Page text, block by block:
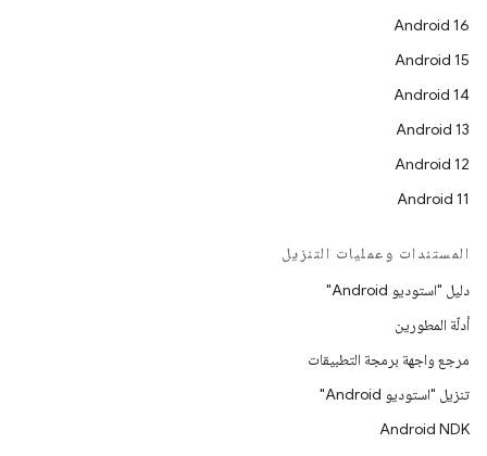
Android 16
Android 15
Android 14
Android 13
Android 12
Android 11
المستندات وعمليات التنزيل
دليل "استوديو Android"
أدلّة المطورين
مرجع واجهة برمجة التطبيقات
تنزيل "استوديو Android"
Android NDK